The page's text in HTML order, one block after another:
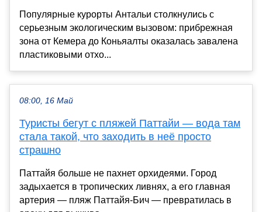
Популярные курорты Антальи столкнулись с
серьезным экологическим вызовом: прибрежная
зона от Кемера до Коньяалты оказалась завалена
пластиковыми отхо...
08:00, 16 Май
Туристы бегут с пляжей Паттайи — вода там
стала такой, что заходить в неё просто
страшно
Паттайя больше не пахнет орхидеями. Город
задыхается в тропических ливнях, а его главная
артерия — пляж Паттайя-Бич — превратилась в